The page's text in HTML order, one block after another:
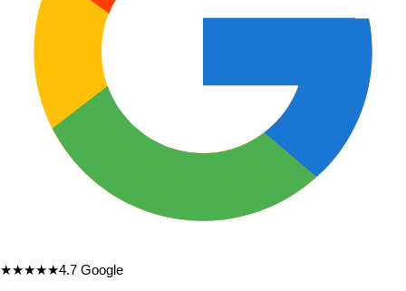
★★★★★4.7 Google